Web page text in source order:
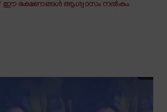
ഈ ഭക്ഷണങ്ങൾ ആശ്വാസം നൽകും